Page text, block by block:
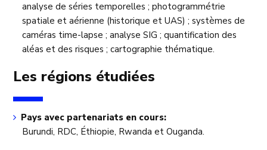
analyse de séries temporelles ; photogrammétrie
spatiale et aérienne (historique et UAS) ; systèmes de
caméras time-lapse ; analyse SIG ; quantification des
aléas et des risques ; cartographie thématique.
Les régions étudiées
Pays avec partenariats en cours:
Burundi, RDC, Éthiopie, Rwanda et Ouganda.